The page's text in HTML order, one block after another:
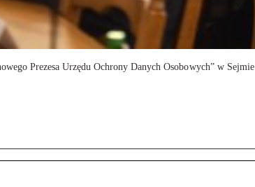
Prezesa Urzędu Ochrony Danych Osobowych” w Sejmie